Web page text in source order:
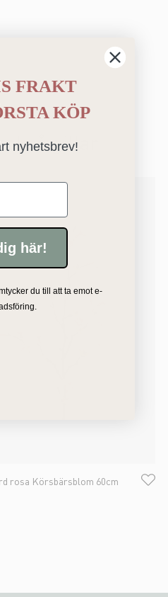
gillar
rosa Körsbärsblom 60cm
FRAKT
KÖP
nyhetsbrev!
här!
du till att ta emot e-